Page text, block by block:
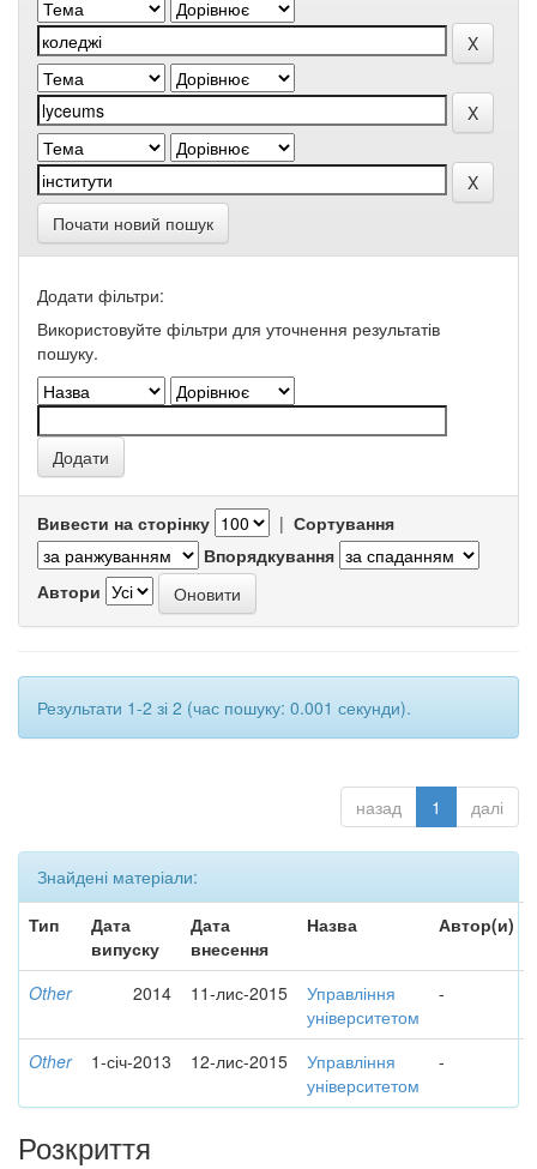
Почати новий пошук
Додати фільтри:
Використовуйте фільтри для уточнення результатів
пошуку.
Вивести на сторінку | Сортування
Впорядкування
Автори
Результати 1-2 зі 2 (час пошуку: 0.001 секунди).
назад 1 далі
Знайдені матеріали:
Тип
Дата
випуску
Дата
внесення
Назва Автор(и)
Other 2014 11-лис-2015
Управління
університетом
-
Other 1-січ-2013 12-лис-2015
Управління
університетом
-
Розкриття